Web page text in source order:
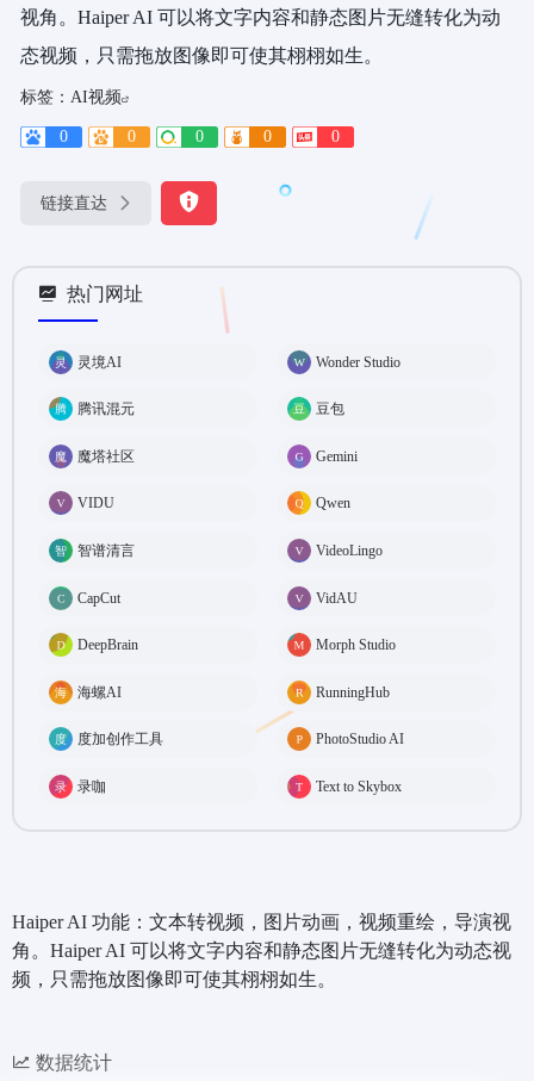
视角。Haiper AI 可以将文字内容和静态图片无缝转化为动
态视频，只需拖放图像即可使其栩栩如生。
标签： AI视频
0 0 0 0 0
链接直达
热门网址
灵境AI Wonder Studio
腾讯混元 豆包
魔塔社区 Gemini
VIDU Qwen
智谱清言 VideoLingo
CapCut VidAU
DeepBrain Morph Studio
海螺AI RunningHub
度加创作工具 PhotoStudio AI
录咖 Text to Skybox
Haiper AI 功能：文本转视频，图片动画，视频重绘，导演视
角。Haiper AI 可以将文字内容和静态图片无缝转化为动态视
频，只需拖放图像即可使其栩栩如生。
数据统计